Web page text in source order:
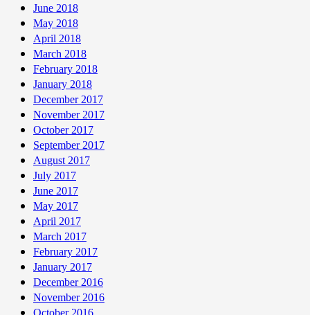
June 2018
May 2018
April 2018
March 2018
February 2018
January 2018
December 2017
November 2017
October 2017
September 2017
August 2017
July 2017
June 2017
May 2017
April 2017
March 2017
February 2017
January 2017
December 2016
November 2016